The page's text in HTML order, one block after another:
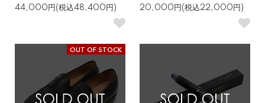
44,000円(税込48,400円)
20,000円(税込22,000円)
OUT OF STOCK